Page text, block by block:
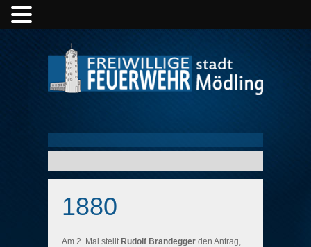
1880
Am 2. Mai stellt Rudolf Brandegger den Antrag,